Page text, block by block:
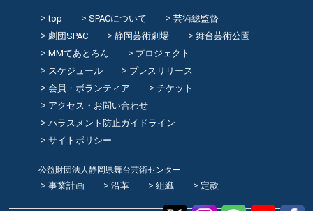
top SPACについて
芸術総監督
劇団SPAC
静岡芸術劇場
舞台芸術公園
MMてあとろん
プロジェクト
スケジュール
プレスリリース
会員・ボランティア
チケット
アクセス・お問い合わせ
ハラスメント防止ガイドライン
サイトポリシー
公益財団法人静岡県舞台芸術センター
事業計画 沿革 組織 定款